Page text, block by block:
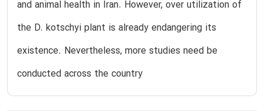
and animal health in Iran. However, over utilization of
the D. kotschyi plant is already endangering its
existence. Nevertheless, more studies need be
conducted across the country